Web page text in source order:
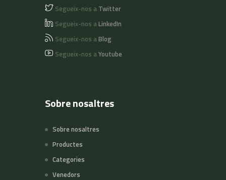
Segueix-nos a Twitter
Segueix-nos aLinkedIn
Segueix-nos aBlog
Segueix-nos aYoutube
Sobre nosaltres
Sobre nosaltres
Productes
Categories
Venedors